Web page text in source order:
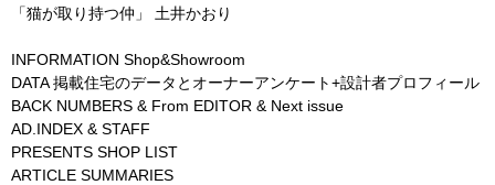
「猫が取り持つ仲」 土井かおり
INFORMATION Shop&Showroom
DATA 掲載住宅のデータとオーナーアンケート+設計者プロフィール
BACK NUMBERS & From EDITOR & Next issue
AD.INDEX & STAFF
PRESENTS SHOP LIST
ARTICLE SUMMARIES